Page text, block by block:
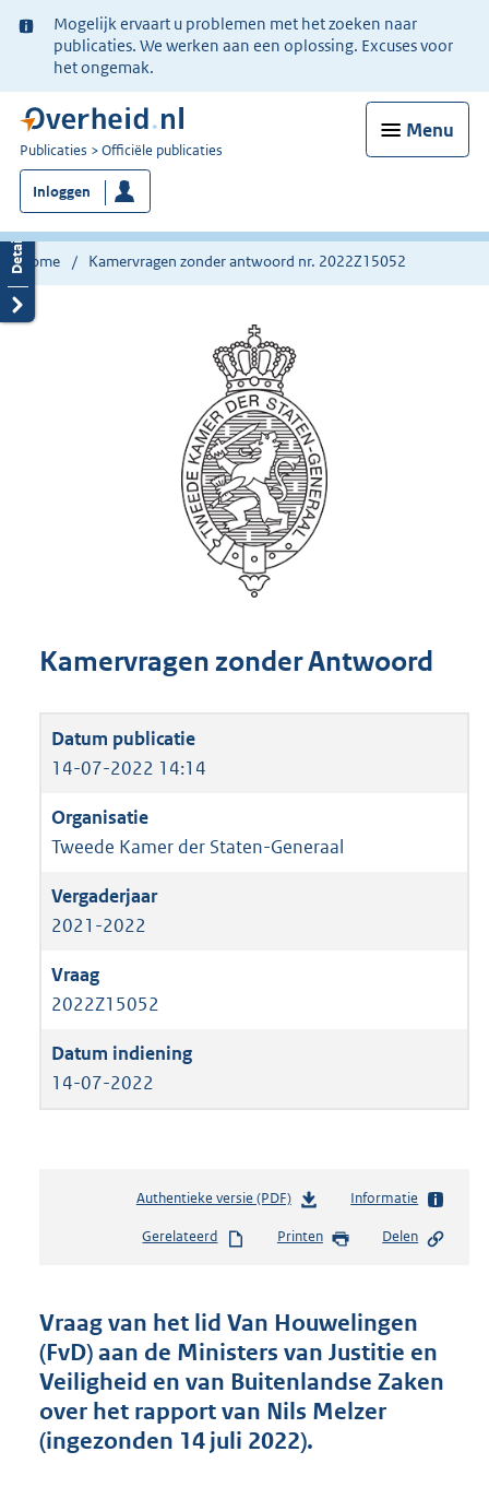
Ter
informatie:
Mogelijk ervaart u problemen met het zoeken naar
publicaties. We werken aan een oplossing. Excuses voor
het ongemak.
Menu
U
bent
nu
hier:
Publicaties Officiële publicaties
Inloggen
Home Kamervragen zonder antwoord nr. 2022Z15052
Kamervragen zonder Antwoord
14-07-2022 14:14
Tweede Kamer der Staten-Generaal
2021-2022
2022Z15052
14-07-2022
Authentieke versie (PDF)b
s
d
s
g
r
o
Informatie
Gerelateerd Printen Delen
Vraag van het lid Van Houwelingen
(FvD) aan de Ministers van Justitie en
Veiligheid en van Buitenlandse Zaken
over het rapport van Nils Melzer
(ingezonden 14 juli 2022).